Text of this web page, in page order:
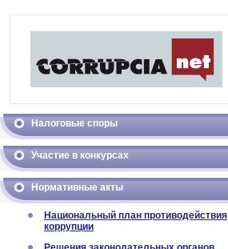
Налоговые споры
Участие в конкурсах
Нормативные акты
Национальный план противодействия
коррупции